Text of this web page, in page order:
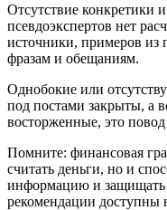
Отсутствие конкретики
псевдоэкспертов нет
источники, примеров из
фразам и обещаниям.
Однобокие или
под постами закрыты, а
восторженные, это повод
Помните: финансовая
считать деньги, но и
информацию и защищать
рекомендации доступны